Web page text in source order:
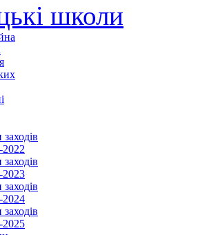
школи
2022
2023
2024
2025